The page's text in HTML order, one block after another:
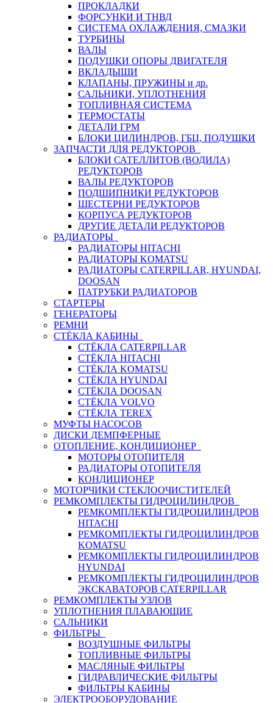
ПРОКЛАДКИ
ФОРСУНКИ И ТНВД
СИСТЕМА ОХЛАЖДЕНИЯ, СМАЗКИ
ТУРБИНЫ
ВАЛЫ
ПОДУШКИ ОПОРЫ ДВИГАТЕЛЯ
ВКЛАДЫШИ
КЛАПАНЫ, ПРУЖИНЫ и др.
САЛЬНИКИ, УПЛОТНЕНИЯ
ТОПЛИВНАЯ СИСТЕМА
ТЕРМОСТАТЫ
ДЕТАЛИ ГРМ
БЛОКИ ЦИЛИНДРОВ, ГБЦ, ПОДУШКИ
ЗАПЧАСТИ ДЛЯ РЕДУКТОРОВ
БЛОКИ САТЕЛЛИТОВ (ВОДИЛА)
РЕДУКТОРОВ
ВАЛЫ РЕДУКТОРОВ
ПОДШИПНИКИ РЕДУКТОРОВ
ШЕСТЕРНИ РЕДУКТОРОВ
КОРПУСА РЕДУКТОРОВ
ДРУГИЕ ДЕТАЛИ РЕДУКТОРОВ
РАДИАТОРЫ
РАДИАТОРЫ HITACHI
РАДИАТОРЫ KOMATSU
РАДИАТОРЫ CATERPILLAR, HYUNDAI,
DOOSAN
ПАТРУБКИ РАДИАТОРОВ
СТАРТЕРЫ
ГЕНЕРАТОРЫ
РЕМНИ
СТЁКЛА КАБИНЫ
СТЁКЛА CATERPILLAR
СТЁКЛА HITACHI
СТЁКЛА KOMATSU
СТЁКЛА HYUNDAI
СТЁКЛА DOOSAN
СТЁКЛА VOLVO
СТЁКЛА TEREX
МУФТЫ НАСОСОВ
ДИСКИ ДЕМПФЕРНЫЕ
ОТОПЛЕНИЕ, КОНДИЦИОНЕР
МОТОРЫ ОТОПИТЕЛЯ
РАДИАТОРЫ ОТОПИТЕЛЯ
КОНДИЦИОНЕР
МОТОРЧИКИ СТЕКЛООЧИСТИТЕЛЕЙ
РЕМКОМПЛЕКТЫ ГИДРОЦИЛИНДРОВ
РЕМКОМПЛЕКТЫ ГИДРОЦИЛИНДРОВ
HITACHI
РЕМКОМПЛЕКТЫ ГИДРОЦИЛИНДРОВ
KOMATSU
РЕМКОМПЛЕКТЫ ГИДРОЦИЛИНДРОВ
HYUNDAI
РЕМКОМПЛЕКТЫ ГИДРОЦИЛИНДРОВ
ЭКСКАВАТОРОВ CATERPILLAR
РЕМКОМПЛЕКТЫ УЗЛОВ
УПЛОТНЕНИЯ ПЛАВАЮЩИЕ
САЛЬНИКИ
ФИЛЬТРЫ
ВОЗДУШНЫЕ ФИЛЬТРЫ
ТОПЛИВНЫЕ ФИЛЬТРЫ
МАСЛЯНЫЕ ФИЛЬТРЫ
ГИДРАВЛИЧЕСКИЕ ФИЛЬТРЫ
ФИЛЬТРЫ КАБИНЫ
ЭЛЕКТРООБОРУДОВАНИЕ